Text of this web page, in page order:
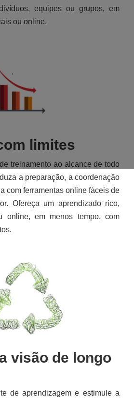
equipes ou grupos, em
ou online.
limites
treinamento ao alcance de todo
a preparação, a coordenação
com ferramentas online fáceis de
Ofereça um aprendizado rico,
online, em menos tempo, com
visão de longo
de aprendizagem e estimule a